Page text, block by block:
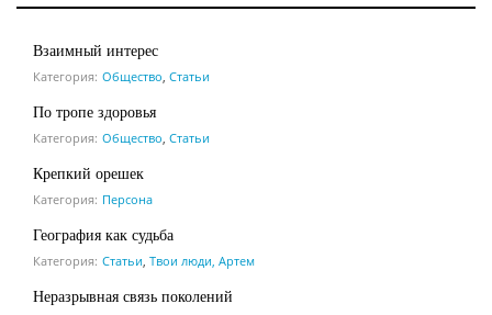
Взаимный интерес
Категория: Общество, Статьи
По тропе здоровья
Категория: Общество, Статьи
Крепкий орешек
Категория: Персона
География как судьба
Категория: Статьи, Твои люди, Артем
Неразрывная связь поколений